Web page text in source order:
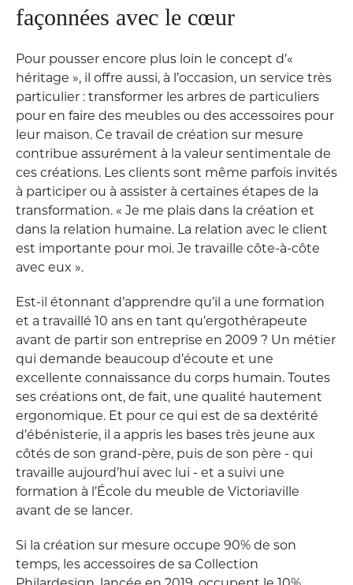
façonnées avec le cœur
Pour pousser encore plus loin le concept d’«
héritage », il offre aussi, à l’occasion, un service très
particulier : transformer les arbres de particuliers
pour en faire des meubles ou des accessoires pour
leur maison. Ce travail de création sur mesure
contribue assurément à la valeur sentimentale de
ces créations. Les clients sont même parfois invités
à participer ou à assister à certaines étapes de la
transformation. « Je me plais dans la création et
dans la relation humaine. La relation avec le client
est importante pour moi. Je travaille côte-à-côte
avec eux ».
Est-il étonnant d’apprendre qu’il a une formation
et a travaillé 10 ans en tant qu’ergothérapeute
avant de partir son entreprise en 2009 ? Un métier
qui demande beaucoup d’écoute et une
excellente connaissance du corps humain. Toutes
ses créations ont, de fait, une qualité hautement
ergonomique. Et pour ce qui est de sa dextérité
d’ébénisterie, il a appris les bases très jeune aux
côtés de son grand-père, puis de son père - qui
travaille aujourd’hui avec lui - et a suivi une
formation à l’École du meuble de Victoriaville
avant de se lancer.
Si la création sur mesure occupe 90% de son
temps, les accessoires de sa Collection